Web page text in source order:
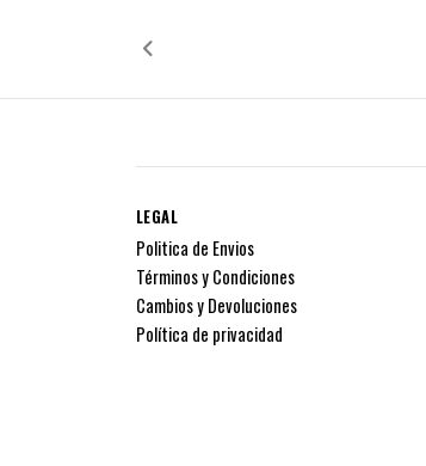
LEGAL
Politica de Envios
Términos y Condiciones
Cambios y Devoluciones
Política de privacidad